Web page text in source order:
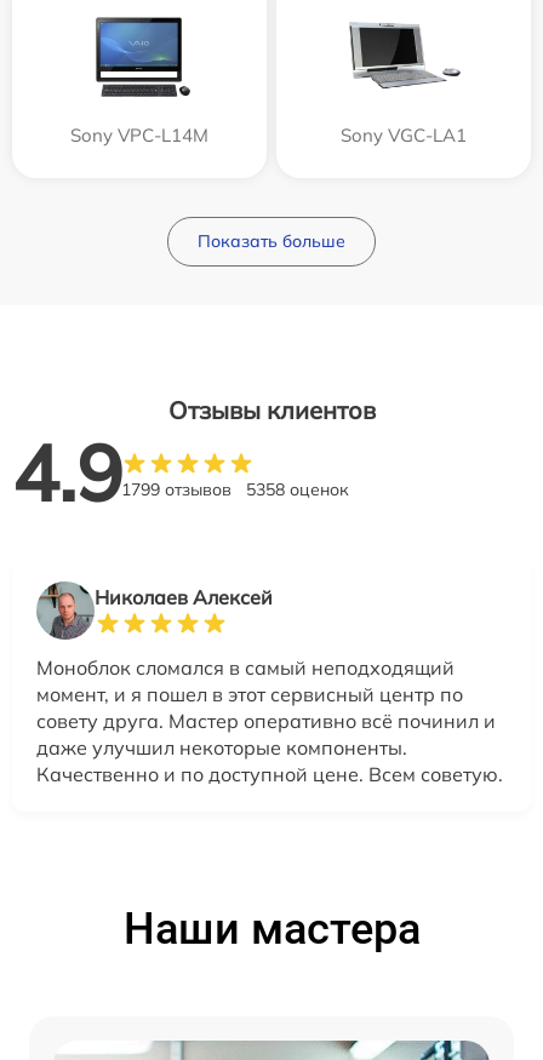
Sony VPC-L14M Sony VGC-LA1
Показать больше
Отзывы клиентов
4.91799 отзывов 5358 оценок
Николаев Алексей
Моноблок сломался в самый неподходящий
момент, и я пошел в этот сервисный центр по
совету друга. Мастер оперативно всё починил и
даже улучшил некоторые компоненты.
Качественно и по доступной цене. Всем советую.
Наши мастера